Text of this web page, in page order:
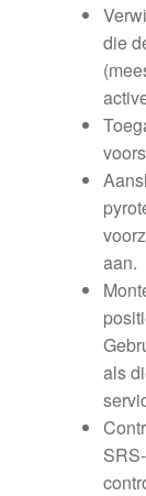
die
aan.
als